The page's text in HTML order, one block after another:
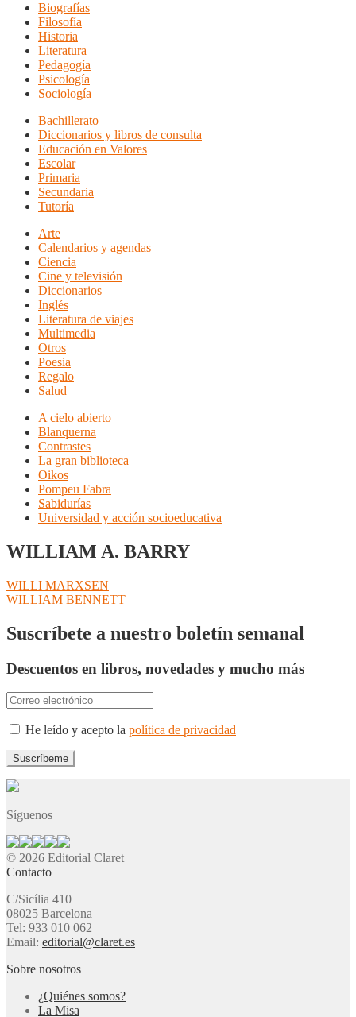
Biografías
Filosofía
Historia
Literatura
Pedagogía
Psicología
Sociología
Bachillerato
Diccionarios y libros de consulta
Educación en Valores
Escolar
Primaria
Secundaria
Tutoría
Arte
Calendarios y agendas
Ciencia
Cine y televisión
Diccionarios
Inglés
Literatura de viajes
Multimedia
Otros
Poesia
Regalo
Salud
A cielo abierto
Blanquerna
Contrastes
La gran biblioteca
Oikos
Pompeu Fabra
Sabidurías
Universidad y acción socioeducativa
WILLIAM A. BARRY
Navegación
de
entradas
Anterior:
WILLI MARXSEN
Siguiente:
WILLIAM BENNETT
Suscríbete a nuestro boletín semanal
Descuentos en libros, novedades y mucho más
He leído y acepto la política de privacidad
Síguenos
© 2026 Editorial Claret
Contacto
C/Sicília 410
08025 Barcelona
Tel: 933 010 062
Email: editorial@claret.es
Sobre nosotros
¿Quiénes somos?
La Misa